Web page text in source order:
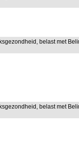
belast met
belast met